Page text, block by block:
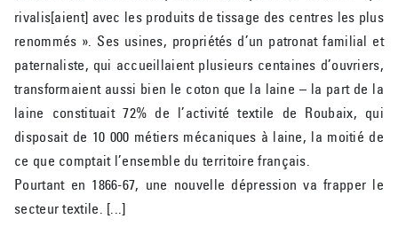
rivalis[aient] avec les produits de tissage des centres les plus
renommés ». Ses usines, propriétés d’un patronat familial et
paternaliste, qui accueillaient plusieurs centaines d’ouvriers,
transformaient aussi bien le coton que la laine – la part de la
laine constituait 72% de l’activité textile de Roubaix, qui
disposait de 10 000 métiers mécaniques à laine, la moitié de
ce que comptait l’ensemble du territoire français.
Pourtant en 1866-67, une nouvelle dépression va frapper le
secteur textile. [...]